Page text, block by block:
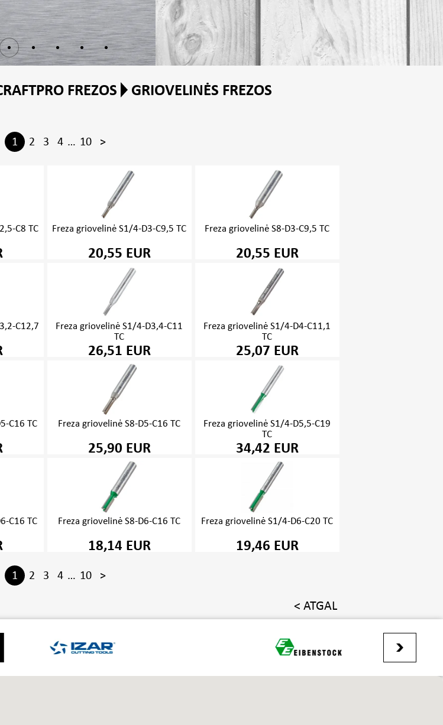
FREZOS GRIOVELINĖS FREZOS
1 2 3 4 … 10 >
C8 TC Freza griovelinė S1/4-D3-C9,5 TC
20,55 EUR
Freza griovelinė S8-D3-C9,5 TC
20,55 EUR
C12,7
Freza griovelinė S1/4-D3,4-C11
TC
26,51 EUR
Freza griovelinė S1/4-D4-C11,1
TC
25,07 EUR
C16 TC Freza griovelinė S8-D5-C16 TC
25,90 EUR
Freza griovelinė S1/4-D5,5-C19
TC
34,42 EUR
C16 TC Freza griovelinė S8-D6-C16 TC
18,14 EUR
Freza griovelinė S1/4-D6-C20 TC
19,46 EUR
1 2 3 4 … 10 >
< ATGAL